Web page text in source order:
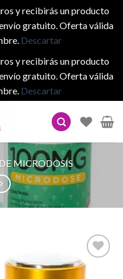
y recibirás un producto
gratuito. Oferta válida
Descartar
y recibirás un producto
gratuito. Oferta válida
Descartar
MICRODOSIS